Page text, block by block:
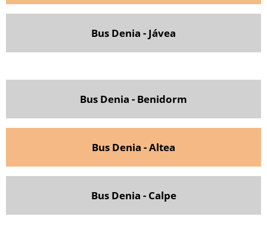
Bus Denia - Jávea
Bus Denia - Benidorm
Bus Denia - Altea
Bus Denia - Calpe